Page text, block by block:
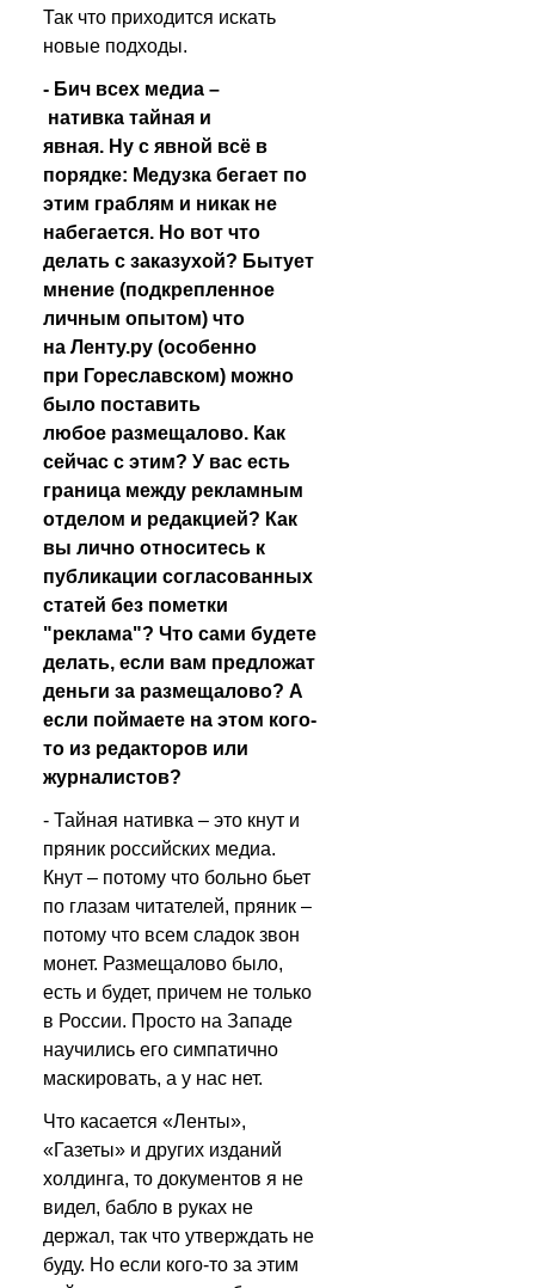
Так что приходится искать
новые подходы.
- Бич всех медиа –
нативка тайная и
явная. Ну с явной всё в
порядке: Медузка бегает по
этим граблям и никак не
набегается. Но вот что
делать с заказухой? Бытует
мнение (подкрепленное
личным опытом) что
на Ленту.ру (особенно
при Гореславском) можно
было поставить
любое размещалово. Как
сейчас с этим? У вас есть
граница между рекламным
отделом и редакцией? Как
вы лично относитесь к
публикации согласованных
статей без пометки
"реклама"? Что сами будете
делать, если вам предложат
деньги за размещалово? А
если поймаете на этом кого-
то из редакторов или
журналистов?
- Тайная нативка – это кнут и
пряник российских медиа.
Кнут – потому что больно бьет
по глазам читателей, пряник –
потому что всем сладок звон
монет. Размещалово было,
есть и будет, причем не только
в России. Просто на Западе
научились его симпатично
маскировать, а у нас нет.
Что касается «Ленты»,
«Газеты» и других изданий
холдинга, то документов я не
видел, бабло в руках не
держал, так что утверждать не
буду. Но если кого-то за этим